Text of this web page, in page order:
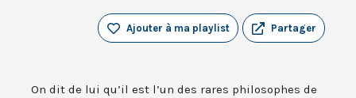
Partager
Ajouter à ma playlist
On dit de lui qu’il est l’un des rares philosophes de